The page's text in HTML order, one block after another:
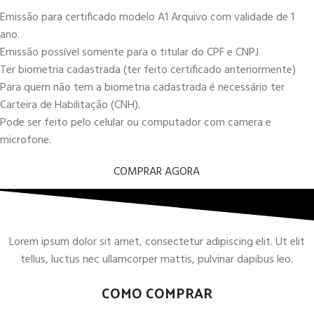
Emissão para certificado modelo A1 Arquivo com validade de 1
ano.
Emissão possível somente para o titular do CPF e CNPJ
Ter biometria cadastrada (ter feito certificado anteriormente)
Para quem não tem a biometria cadastrada é necessário ter
Carteira de Habilitação (CNH).
Pode ser feito pelo celular ou computador com camera e
microfone.
COMPRAR AGORA
Lorem ipsum dolor sit amet, consectetur adipiscing elit. Ut elit
tellus, luctus nec ullamcorper mattis, pulvinar dapibus leo.
COMO COMPRAR